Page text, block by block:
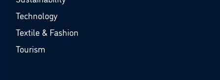
Technology
Textile & Fashion
Tourism